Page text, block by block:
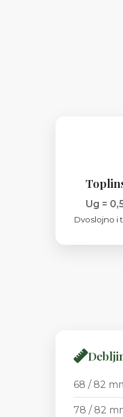
Ug =
Dvoslojno i
68 / 82
78 / 82